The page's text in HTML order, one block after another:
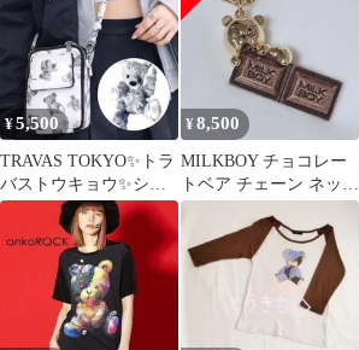
¥5,500
TRAVAS TOKYO✨トラ
バストウキョウ✨ショ
ルダーウォレット✨ク
マ✨ベアー
¥8,500
MILKBOY チョコレー
トベア チェーン ネック
レス ゴールドカラー